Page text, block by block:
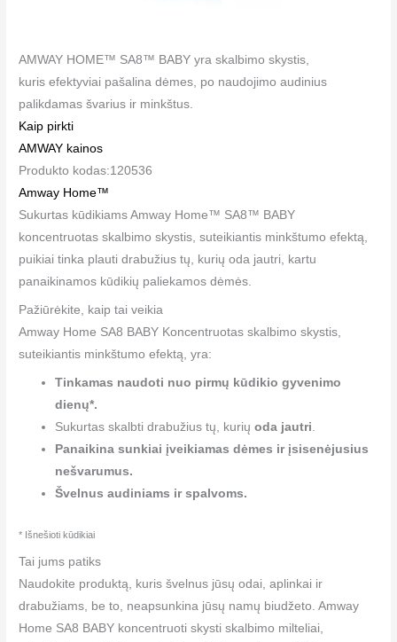
AMWAY HOME™ SA8™ BABY yra skalbimo skystis,
kuris efektyviai pašalina dėmes, po naudojimo audinius
palikdamas švarius ir minkštus.
Kaip pirkti
AMWAY kainos
Produkto kodas:120536
Amway Home™
Sukurtas kūdikiams Amway Home™ SA8™ BABY
koncentruotas skalbimo skystis, suteikiantis minkštumo efektą,
puikiai tinka plauti drabužius tų, kurių oda jautri, kartu
panaikinamos kūdikių paliekamos dėmės.
Pažiūrėkite, kaip tai veikia
Amway Home SA8 BABY Koncentruotas skalbimo skystis,
suteikiantis minkštumo efektą, yra:
Tinkamas naudoti nuo pirmų kūdikio gyvenimo
dienų*.
Sukurtas skalbti drabužius tų, kuriųoda jautri.
Panaikina sunkiai įveikiamas dėmes ir įsisenėjusius
nešvarumus.
Švelnus audiniams ir spalvoms.
* Išnešioti kūdikiai
Tai jums patiks
Naudokite produktą, kuris švelnus jūsų odai, aplinkai ir
drabužiams, be to, neapsunkina jūsų namų biudžeto. Amway
Home SA8 BABY koncentruoti skysti skalbimo milteliai,